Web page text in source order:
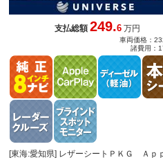
支払総額249.6 万円
車両価格：
諸費用：
[東海:愛知県] レザーシートＰＫＧ Ａ